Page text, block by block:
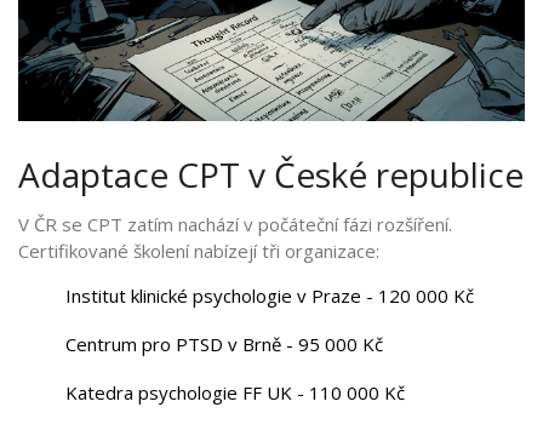
Adaptace CPT v České republice
V ČR se CPT zatím nachází v počáteční fázi rozšíření.
Certifikované školení nabízejí tři organizace:
Institut klinické psychologie v Praze - 120 000 Kč
Centrum pro PTSD v Brně - 95 000 Kč
Katedra psychologie FF UK - 110 000 Kč